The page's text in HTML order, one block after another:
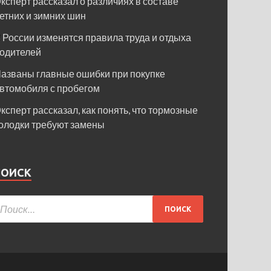
и зимних шин
России изменятся правила труда и отдыха
главные ошибки при покупке
с пробегом
рассказал, как понять, что тормозные
требуют замены